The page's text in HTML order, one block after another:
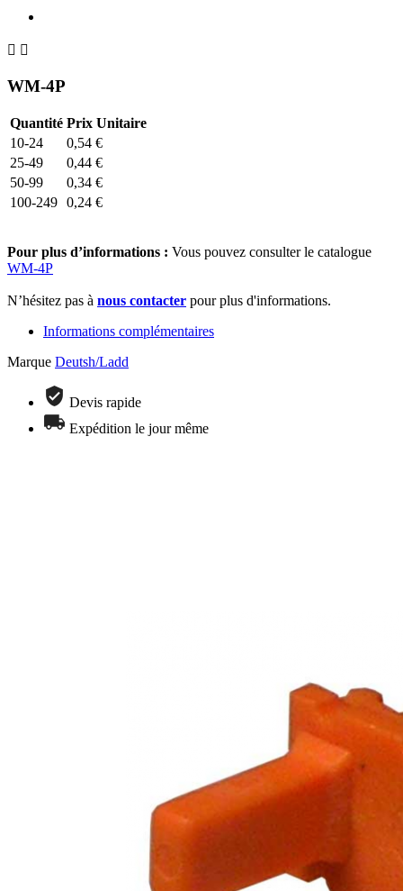
 
WM-4P
Quantité Prix Unitaire
10-24
0,54 €
25-49
0,44 €
50-99
0,34 €
100-249 0,24 €
Pour plus d’informations : Vous pouvez consulter le catalogue
WM-4P
N’hésitez pas à nous contacter pour plus d'informations.
Informations complémentaires
Marque Deutsh/Ladd
Devis rapide
Expédition le jour même